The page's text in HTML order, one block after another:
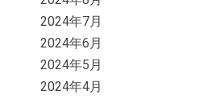
2024年7月
2024年6月
2024年5月
2024年4月